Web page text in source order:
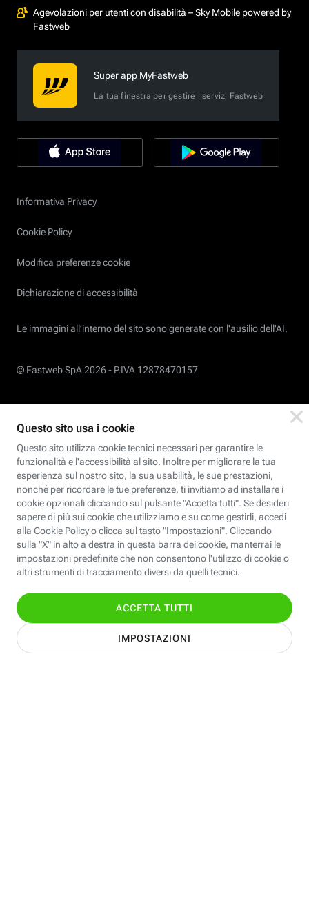
Agevolazioni per utenti con disabilità – Sky Mobile powered by
Fastweb
Super app MyFastweb
La tua finestra per gestire i servizi Fastweb
Informativa Privacy
Cookie Policy
Modifica preferenze cookie
Dichiarazione di accessibilità
Le immagini all’interno del sito sono generate con l'ausilio dell'AI.
© Fastweb SpA 2026 - P.IVA 12878470157